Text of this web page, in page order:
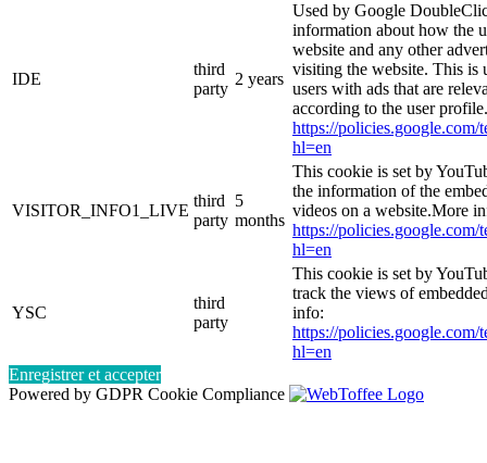
IDE
third
party
2 years
Used by Google
information about how the
website and any other
visiting the website. This is
users with ads that are
according to the user
https://policies.google.com/
hl=en
VISITOR_INFO1_LIVE
third
party
5
months
This cookie is set by
the information of the
videos on a website.More
https://policies.google.com/
hl=en
YSC
third
party
This cookie is set by
track the views of
info:
https://policies.google.com/
hl=en
Enregistrer et accepter
Powered by GDPR Cookie Compliance